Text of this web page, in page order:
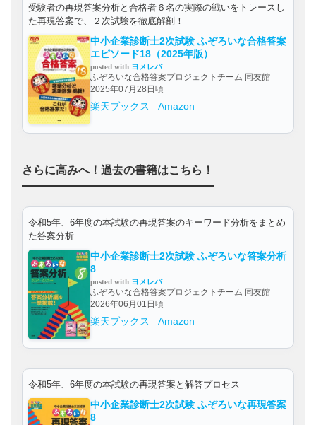
受験者の再現答案分析と合格者６名の実際の戦いをトレースし
た再現答案で、２次試験を徹底解剖！
中小企業診断士2次試験 ふぞろいな合格答案
エピソード18（2025年版）
posted with ヨメレバ
ふぞろいな合格答案プロジェクトチーム 同友館
2025年07月28日頃
楽天ブックス Amazon
さらに高みへ！過去の書籍はこちら！
令和5年、6年度の本試験の再現答案のキーワード分析をまとめ
た答案分析
中小企業診断士2次試験 ふぞろいな答案分析
8
posted with ヨメレバ
ふぞろいな合格答案プロジェクトチーム 同友館
2026年06月01日頃
楽天ブックス Amazon
令和5年、6年度の本試験の再現答案と解答プロセス
中小企業診断士2次試験 ふぞろいな再現答案
8